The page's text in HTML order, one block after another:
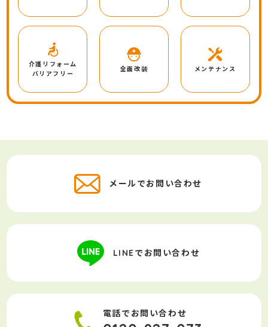
介護リフォーム
バリアフリー
全面改装 メンテナンス
メールでお問い合わせ
LINEでお問い合わせ
電話でお問い合わせ